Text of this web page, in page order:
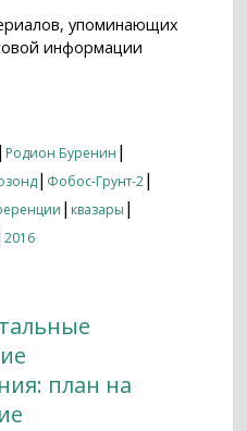
упоминающих
информации
| Родион Буренин |
| Фобос-Грунт-2|
| квазары |
2016
план на